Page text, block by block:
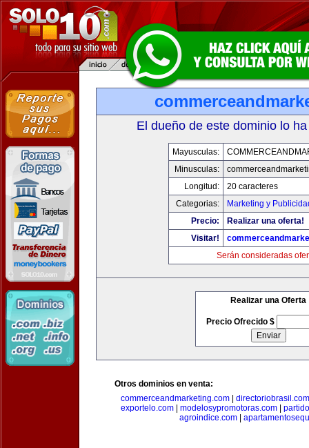
El dueño de este dominio lo
Mayusculas:
Minusculas:
Longitud:
20 caracteres
Categorias:
Marketing y
Precio:
Realizar una oferta!
Visitar!
Serán consideradas
Realizar una Oferta
Precio Ofrecido $
Otros dominios en venta:
commerceandmarketing.com| directoriobrasil.com
exportelo.com
modelosypromotoras.com
agroindice.com